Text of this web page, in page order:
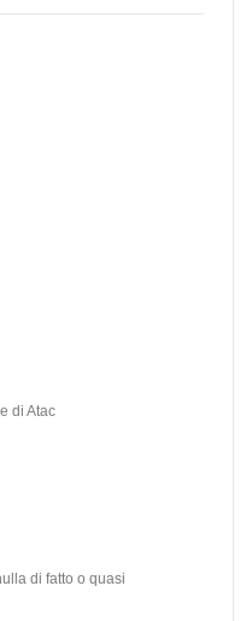
di Atac
di fatto o quasi